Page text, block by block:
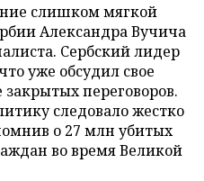
слишком мягкой
Александра Вучича
Сербский лидер
уже обсудил свое
переговоров.
следовало жестко
о 27 млн убитых
во время Великой